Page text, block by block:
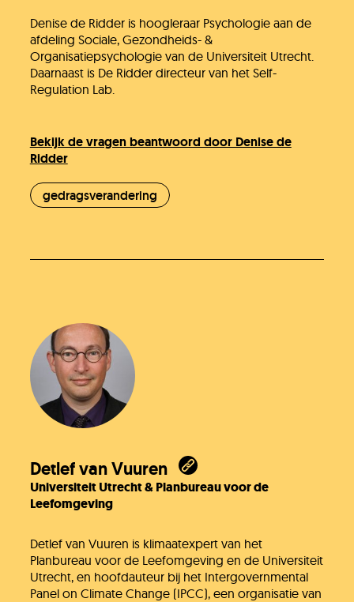
Denise de Ridder is hoogleraar Psychologie aan de
afdeling Sociale, Gezondheids- &
Organisatiepsychologie van de Universiteit Utrecht.
Daarnaast is De Ridder directeur van het Self-
Regulation Lab.
Bekijk de vragen beantwoord door Denise de
Ridder
gedragsverandering
Detlef van Vuuren
Universiteit Utrecht & Planbureau voor de
Leefomgeving
Detlef van Vuuren is klimaatexpert van het
Planbureau voor de Leefomgeving en de Universiteit
Utrecht, en hoofdauteur bij het Intergovernmental
Panel on Climate Change (IPCC), een organisatie van